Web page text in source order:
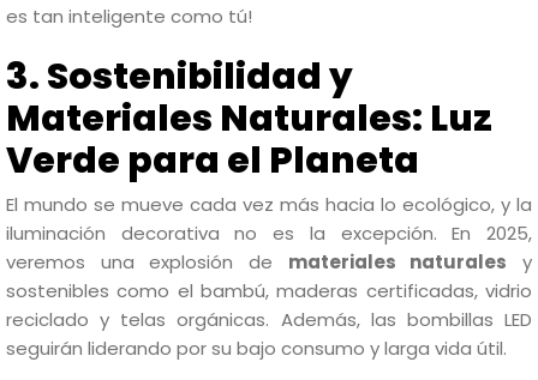
es tan inteligente como tú!
3. Sostenibilidad y
Materiales Naturales: Luz
Verde para el Planeta
El mundo se mueve cada vez más hacia lo ecológico, y la
iluminación decorativa no es la excepción. En 2025,
veremos una explosión de materiales naturales y
sostenibles como el bambú, maderas certificadas, vidrio
reciclado y telas orgánicas. Además, las bombillas LED
seguirán liderando por su bajo consumo y larga vida útil.